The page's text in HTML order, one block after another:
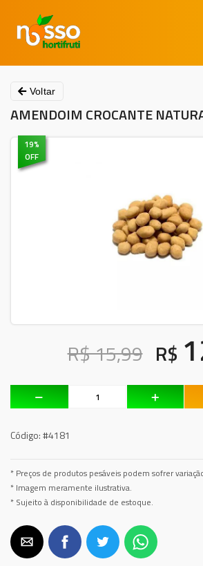
Voltar
AMENDOIM CROCANTE
19%
OFF
R$ 15,99 R$
Código:#4181
* Preços de produtos pesáveis podem sofrer
* Imagem meramente ilustrativa.
* Sujeito à disponibilidade de estoque.